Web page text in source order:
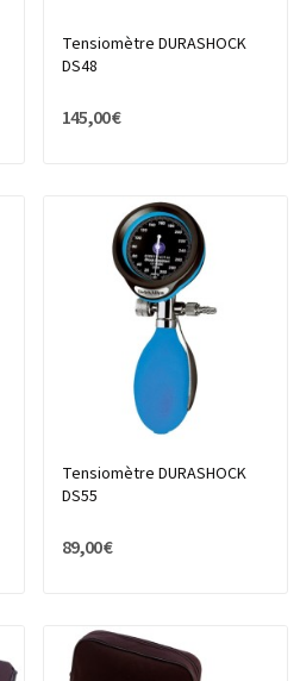
Tensiomètre DURASHOCK
DS48
145,00 €
Tensiomètre DURASHOCK
DS55
89,00 €